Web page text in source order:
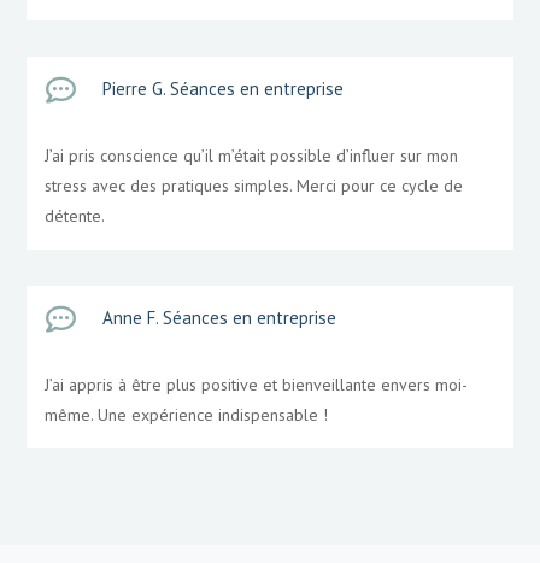
 Pierre G. Séances en entreprise
J’ai pris conscience qu’il m’était possible d’influer sur mon
stress avec des pratiques simples. Merci pour ce cycle de
détente.
 Anne F. Séances en entreprise
J’ai appris à être plus positive et bienveillante envers moi-
même. Une expérience indispensable !